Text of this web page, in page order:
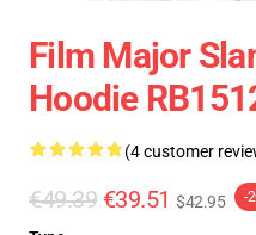
Film Major
Hoodie
(4 customer
€49.39 €39.51 $42.95 -